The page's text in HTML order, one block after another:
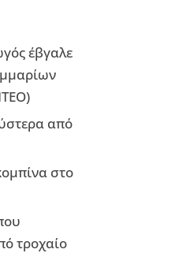
έβγαλε
από
στο
τροχαίο